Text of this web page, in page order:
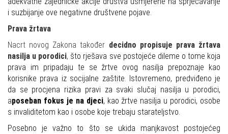
i suzbijanje ove negativne društvene pojave.
Prava žrtava
Nacrt novog Zakona također decidno propisuje prava žrtava
nasilja u porodici, što rješava sve postojeće dileme o tome koja
prava im pripadaju te se žrtve ovog nasilja prepoznaje kao
korisnike prava iz socijalne zaštite. Istovremeno, predviđeno je
da se procjena rizika pravi za svaki slučaj nasilja u porodici,
aposeban fokus je na djeci, kao žrtve nasilja u porodici, osobe
s invaliditetom kao i osobe koje trebaju starateljstvo.
Posebno je važno to što se ukida manjkavost postojećeg